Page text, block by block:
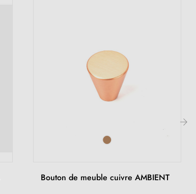
Bouton de meuble cuivre AMBIENT